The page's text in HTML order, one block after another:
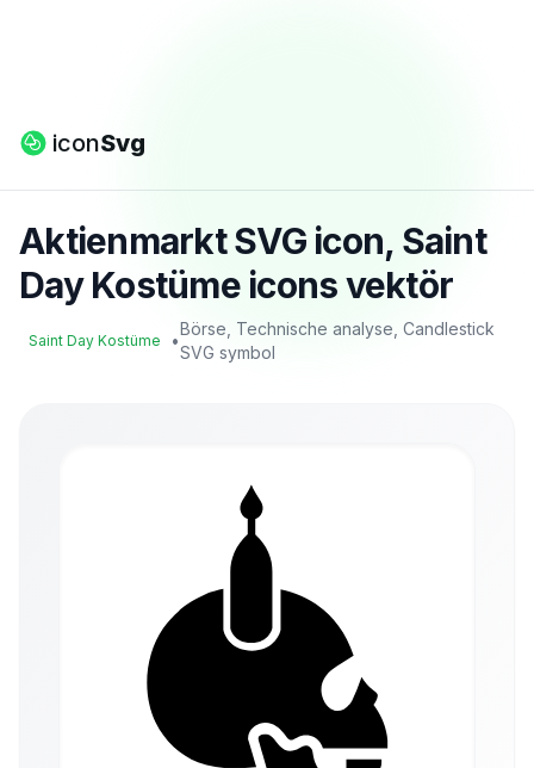
iconSvg
Aktienmarkt SVG icon, Saint
Day Kostüme icons vektör
Saint Day Kostüme •
Börse, Technische analyse, Candlestick
SVG symbol